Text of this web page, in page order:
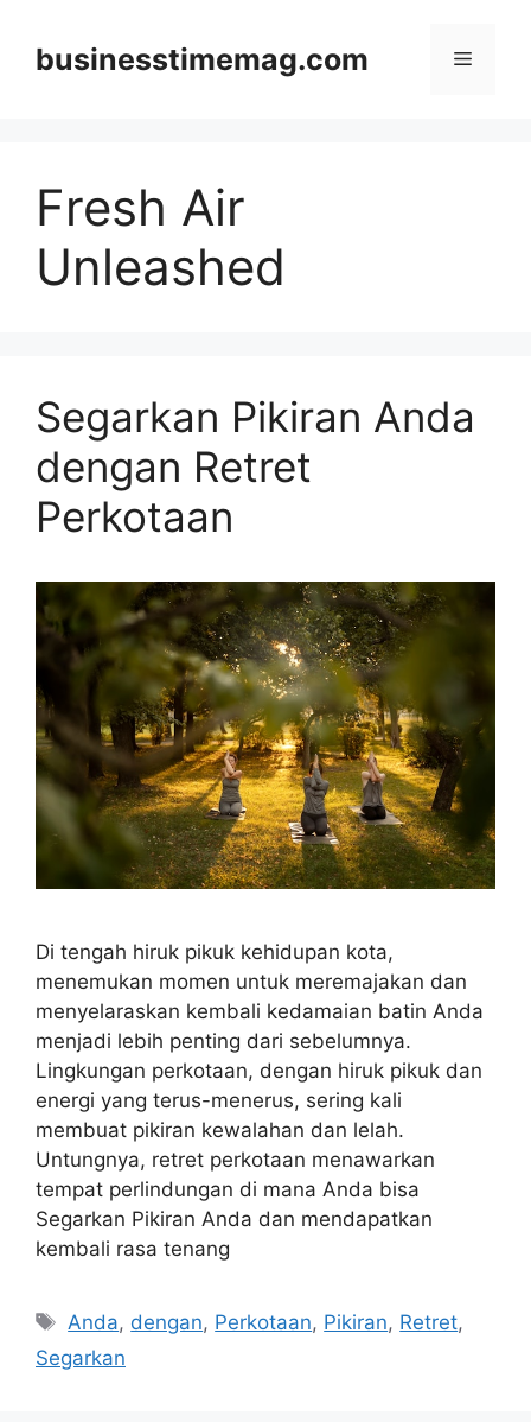
contentbusinesstimemag.com Menu
Fresh Air
Unleashed
Segarkan Pikiran Anda
dengan Retret
Perkotaan
Di tengah hiruk pikuk kehidupan kota,
menemukan momen untuk meremajakan dan
menyelaraskan kembali kedamaian batin Anda
menjadi lebih penting dari sebelumnya.
Lingkungan perkotaan, dengan hiruk pikuk dan
energi yang terus-menerus, sering kali
membuat pikiran kewalahan dan lelah.
Untungnya, retret perkotaan menawarkan
tempat perlindungan di mana Anda bisa
Segarkan Pikiran Anda dan mendapatkan
kembali rasa tenang
Tags
Anda, dengan, Perkotaan, Pikiran, Retret,
Segarkan